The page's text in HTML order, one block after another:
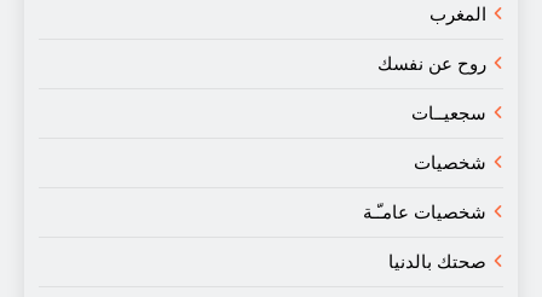
المغرب
روح عن نفسك
سجعيــات
شخصيات
شخصيات عامـّـة
صحتك بالدنيا